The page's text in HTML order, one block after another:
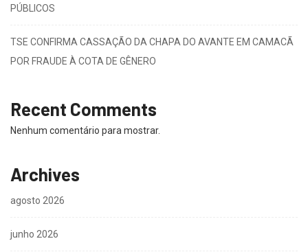
PÚBLICOS
TSE CONFIRMA CASSAÇÃO DA CHAPA DO AVANTE EM CAMACÃ
POR FRAUDE À COTA DE GÊNERO
Recent Comments
Nenhum comentário para mostrar.
Archives
agosto 2026
junho 2026